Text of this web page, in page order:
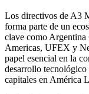
Los directivos de A3
forma parte de un
clave como
Americas, UFEX y
papel esencial en la
desarrollo
capitales en América